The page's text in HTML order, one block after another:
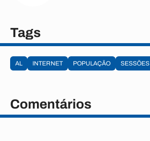
Tags
AL INTERNET POPULAÇÃO SESSÕES
Comentários